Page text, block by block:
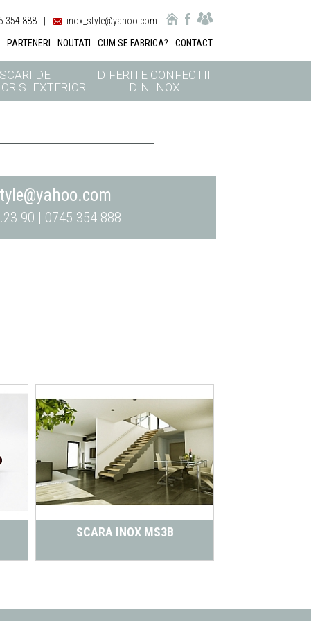
inox_style@yahoo.com
PARTENERI NOUTATI CUM SE FABRICA? CONTACT
SCARI DE
SI EXTERIOR
DIFERITE CONFECTII
DIN INOX
| 0745 354 888
SCARA INOX MS3B